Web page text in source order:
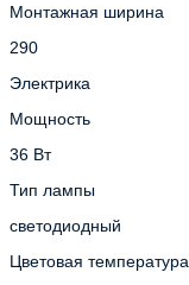
Монтажная ширина
290
Электрика
Мощность
36 Вт
Тип лампы
светодиодный
Цветовая температура